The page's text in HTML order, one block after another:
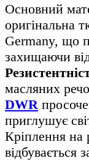
Основний
оригінальна
Germany, що
захищаючи
масляних
DWR
приглушує
Кріплення на
відбувається